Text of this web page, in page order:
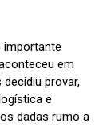
importante
em
provar,
e
dadas rumo a